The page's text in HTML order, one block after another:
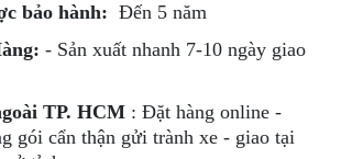
bảo hành:
Đến 5 năm
- Sản xuất nhanh 7-10 ngày giao
TP. HCM : Đặt hàng online -
gói cẩn thận gửi trành xe - giao tại